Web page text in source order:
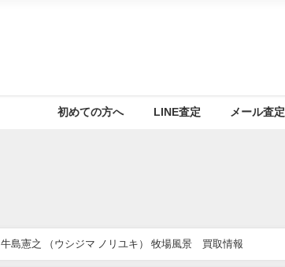
初めての方へ LINE査定 メール査定
牛島憲之 （ウシジマ ノリユキ） 牧場風景 買取情報